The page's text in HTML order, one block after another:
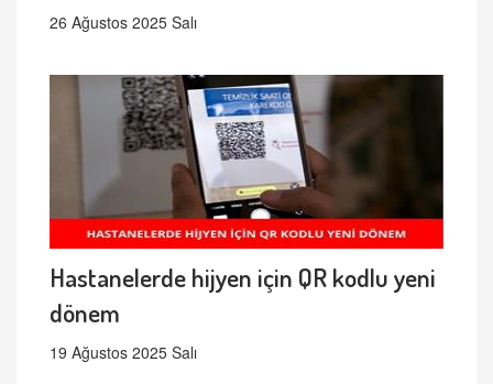
26 Ağustos 2025 Salı
Hastanelerde hijyen için QR kodlu yeni
dönem
19 Ağustos 2025 Salı